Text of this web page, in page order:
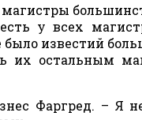
у всех
было известий
остальным
Фаргред. – Я